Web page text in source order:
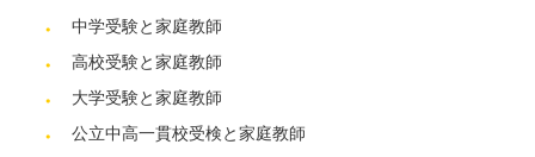
中学受験と家庭教師
高校受験と家庭教師
大学受験と家庭教師
公立中高一貫校受検と家庭教師